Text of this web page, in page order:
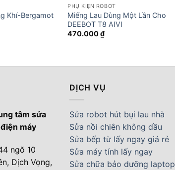
Khí-Bergamot
PHỤ KIỆN ROBOT
Miếng Lau Dùng Một Lần Cho
DEEBOT T8 AIVI
470.000₫
tâm sửa
máy
ngõ 10
Dịch Vọng,
DỊCH VỤ
Sửa robot hút bụi lau nhà
Sửa nồi chiên không dầu
Sửa bếp từ lấy ngay giá rẻ
Sửa máy tính lấy ngay
Sửa chữa bảo dưỡng laptop